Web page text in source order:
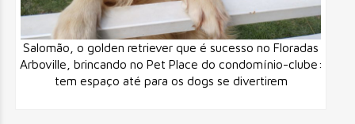
Salomão, o golden retriever que é sucesso no Floradas
Arboville, brincando no Pet Place do condomínio-clube:
tem espaço até para os dogs se divertirem